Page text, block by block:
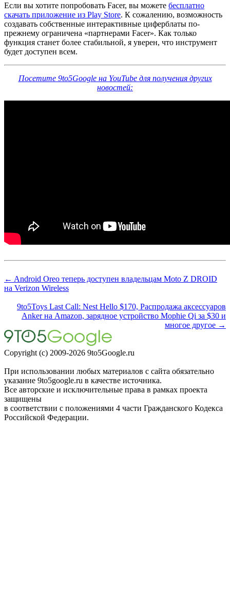
Если вы хотите попробовать Facer, вы можете бесплатно
скачать приложение из Play Store. К сожалению, возможность
создавать собственные интерактивные циферблаты по-
прежнему ограничена «партнерами Facer». Как только
функция станет более стабильной, я уверен, что инструмент
будет доступен всем.
Посетите 9to5Google на YouTube для получения других
новостей:
← Android Oreo теперь доступен владельцам Moto Z DROID
на Verizon Wireless
9to5Toys Last Call: Nest Hello $170, Распродажа аксессуаров
Anker на Amazon, зарядное устройство Mophie Qi за $30 и
многое другое →
Copyright (c) 2009-2026 9to5Google.ru
При использовании любых материалов с сайта обязательно
указание 9to5google.ru в качестве источника.
Все авторские и исключительные права в рамках проекта
защищены
в соответствии с положениями 4 части Гражданского Кодекса
Российской Федерации.